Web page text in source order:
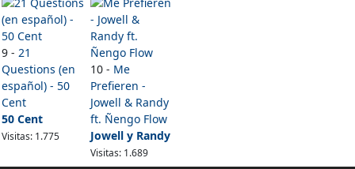
9 - 21
Questions (en
español) - 50
Cent
50 Cent
Visitas: 1.775
10 - Me
Prefieren -
Jowell & Randy
ft. Ñengo Flow
Jowell y Randy
Visitas: 1.689